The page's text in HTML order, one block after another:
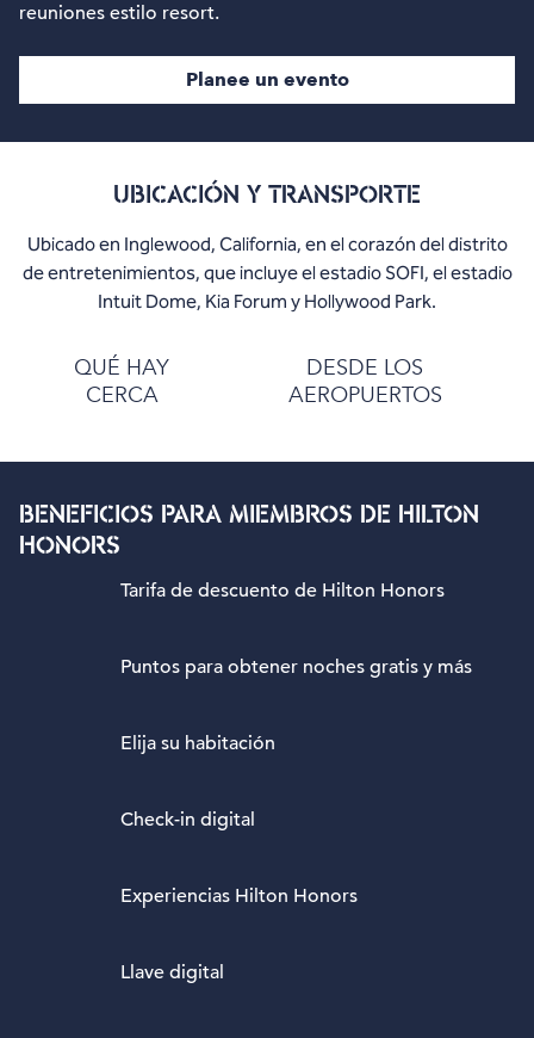
reuniones estilo resort.
Planee un evento
UBICACIÓN Y TRANSPORTE
Ubicado en Inglewood, California, en el corazón del distrito
de entretenimientos, que incluye el estadio SOFI, el estadio
Intuit Dome, Kia Forum y Hollywood Park.
QUÉ HAY
CERCA
DESDE LOS
AEROPUERTOS
BENEFICIOS PARA MIEMBROS DE HILTON
HONORS
Tarifa de descuento de Hilton Honors
Puntos para obtener noches gratis y más
Elija su habitación
Check-in digital
Experiencias Hilton Honors
Llave digital